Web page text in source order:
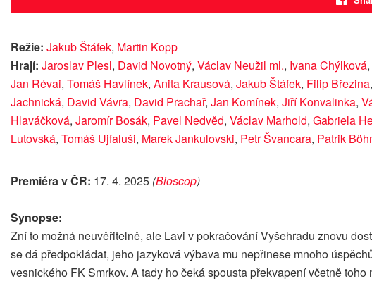
Režie: Jakub Štáfek, Martin Kopp
Hrají: Jaroslav Plesl, David Novotný, Václav Neužil ml., Ivana Chýlková,
Jan Révai, Tomáš Havlínek, Anita Krausová, Jakub Štáfek, Filip Březina,
Jachnická, David Vávra, David Prachař, Jan Komínek, Jiří Konvalinka,
Hlaváčková, Jaromír Bosák, Pavel Nedvěd, Václav Marhold, Gabriela
Lutovská, Tomáš Ujfaluši, Marek Jankulovski, Petr Švancara, Patrik
Premiéra v ČR: 17. 4. 2025 (Bioscop)
Synopse:
Zní to možná neuvěřitelně, ale Lavi v pokračování Vyšehradu znovu
se dá předpokládat, jeho jazyková výbava mu nepřinese mnoho
vesnického FK Smrkov. A tady ho čeká spousta překvapení včetně